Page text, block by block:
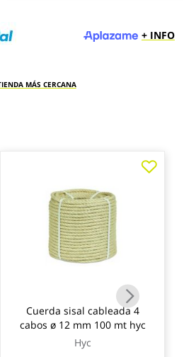
+ INFO
MÁS CERCANA
Cuerda sisal cableada 4
cabos ø 12 mm 100 mt hyc
Hyc